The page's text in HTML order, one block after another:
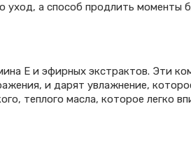
уход, а способ продлить моменты
E и эфирных экстрактов. Эти
и дарят увлажнение,
теплого масла, которое легко